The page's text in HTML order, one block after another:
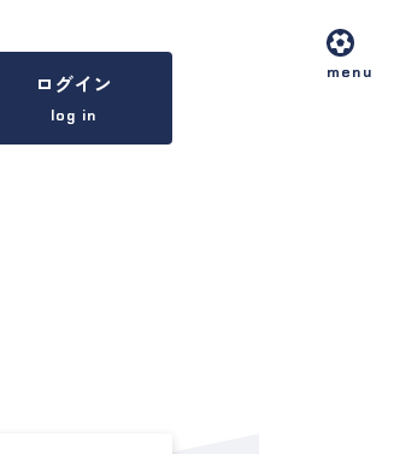
ログイン
log in
menu